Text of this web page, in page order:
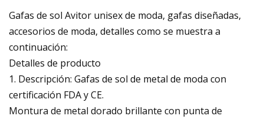
Gafas de sol Avitor unisex de moda, gafas diseñadas,
accesorios de moda, detalles como se muestra a
continuación:
Detalles de producto
1. Descripción: Gafas de sol de metal de moda con
certificación FDA y CE.
Montura de metal dorado brillante con punta de